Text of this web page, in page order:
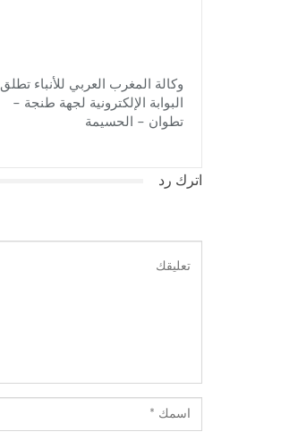
وكالة المغرب العربي للأنباء تطلق
البوابة الإلكترونية لجهة طنجة –
تطوان – الحسيمة
اترك رد